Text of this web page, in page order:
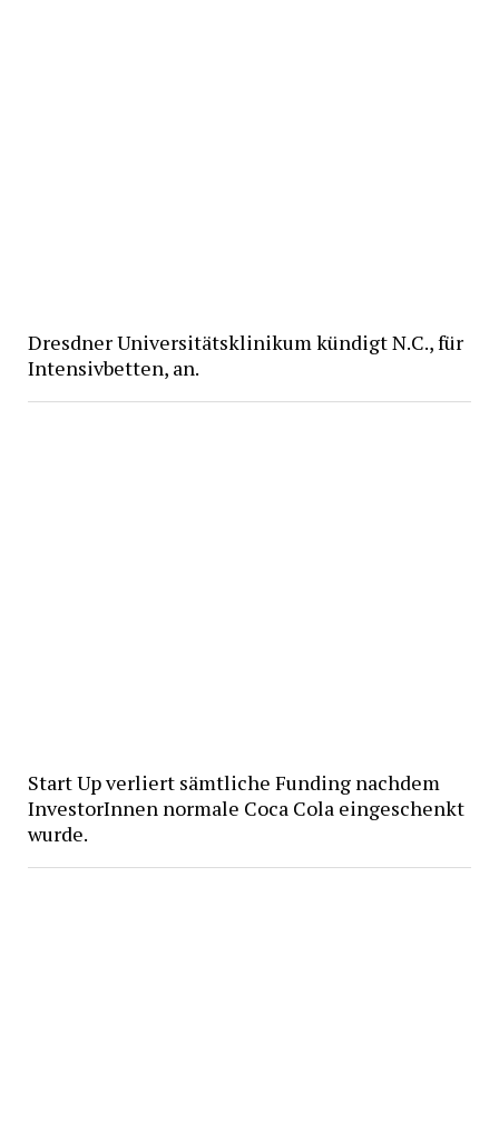
Dresdner Universitätsklinikum kündigt N.C., für
Intensivbetten, an.
Start Up verliert sämtliche Funding nachdem
InvestorInnen normale Coca Cola eingeschenkt
wurde.